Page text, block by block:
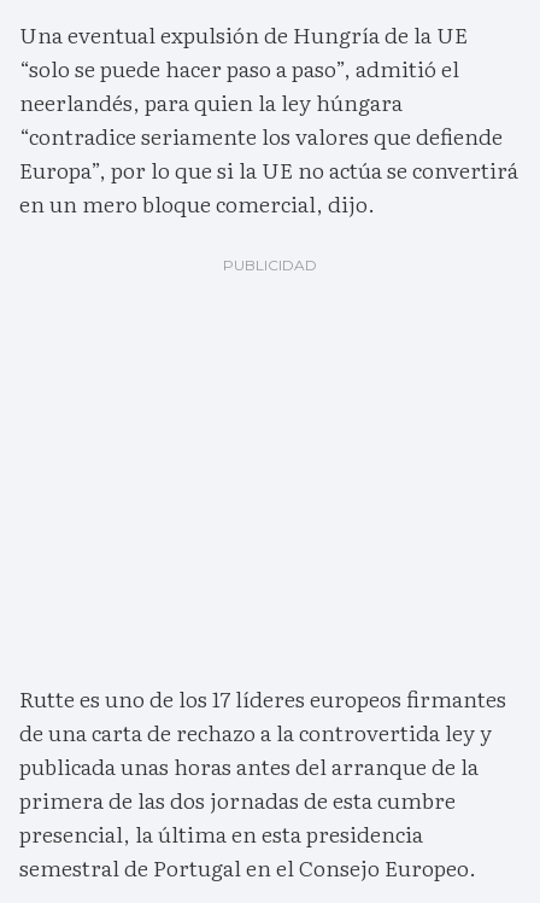
Una eventual expulsión de Hungría de la UE
“solo se puede hacer paso a paso”, admitió el
neerlandés, para quien la ley húngara
“contradice seriamente los valores que defiende
Europa”, por lo que si la UE no actúa se convertirá
en un mero bloque comercial, dijo.
Rutte es uno de los 17 líderes europeos firmantes
de una carta de rechazo a la controvertida ley y
publicada unas horas antes del arranque de la
primera de las dos jornadas de esta cumbre
presencial, la última en esta presidencia
semestral de Portugal en el Consejo Europeo.